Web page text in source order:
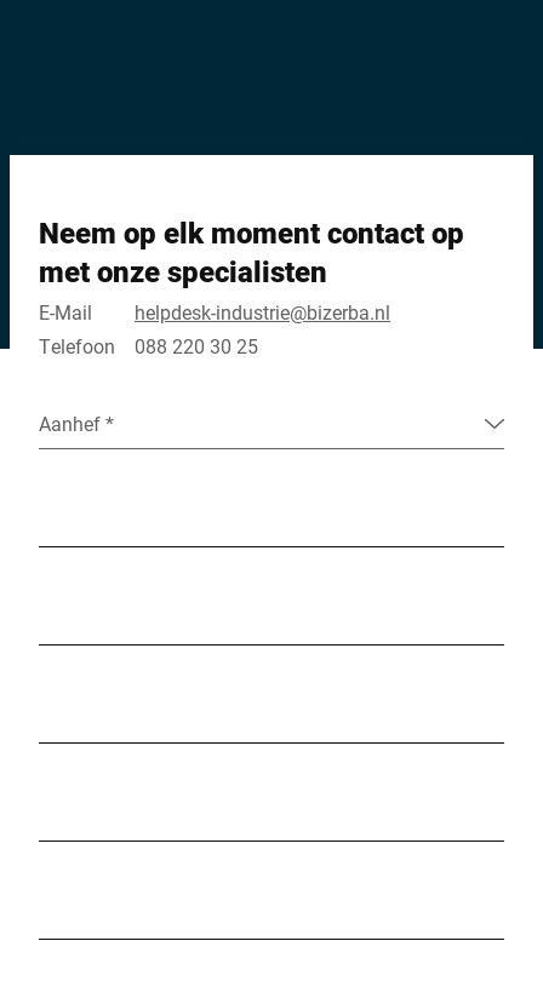
Neem op elk moment contact op
met onze specialisten
E-Mail
helpdesk-industrie@bizerba.nl
Telefoon
088 220 30 25
Aanhef *